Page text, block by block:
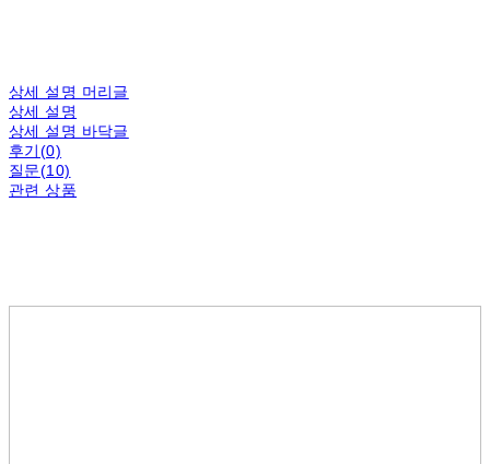
상세 설명 머리글
상세 설명
상세 설명 바닥글
후기(0)
질문(10)
관련 상품